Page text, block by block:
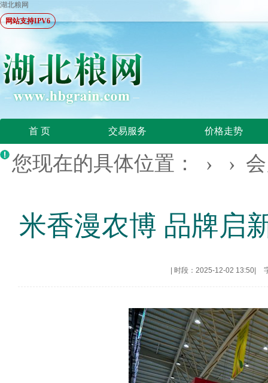
湖北粮网
网站支持IPV6
首 页 交易服务 价格走势
您现在的具体位置： › ›
米香漫农博 品牌启
时段：2025-12-02 13:50